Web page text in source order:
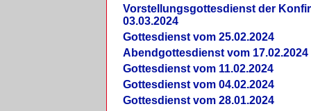
Vorstellungsgottesdienst der
03.03.2024
Gottesdienst vom 25.02.2024
Abendgottesdienst vom 17.02.2024
Gottesdienst vom 11.02.2024
Gottesdienst vom 04.02.2024
Gottesdienst vom 28.01.2024